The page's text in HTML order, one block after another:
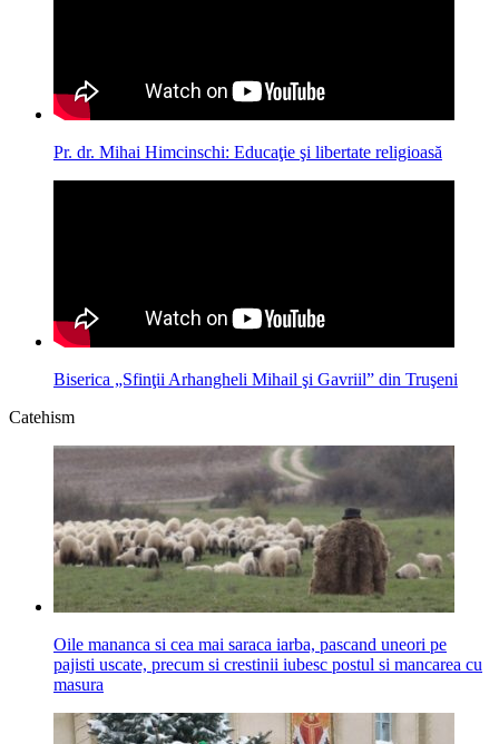
Pr. dr. Mihai Himcinschi: Educaţie şi libertate religioasă
Biserica „Sfinţii Arhangheli Mihail şi Gavriil” din Truşeni
Catehism
Oile mananca si cea mai saraca iarba, pascand uneori pe
pajisti uscate, precum si crestinii iubesc postul si mancarea cu
masura